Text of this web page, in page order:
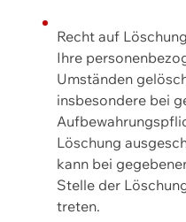
Recht auf
Ihre
Umständen
insbesondere bei
Löschung
kann bei
Stelle der
treten.